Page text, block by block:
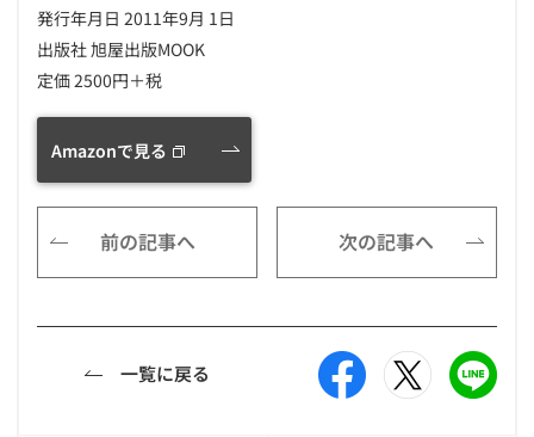
発行年月日 2011年9月 1日
出版社 旭屋出版MOOK
定価 2500円＋税
Amazonで見る
前の記事へ 次の記事へ
一覧に戻る